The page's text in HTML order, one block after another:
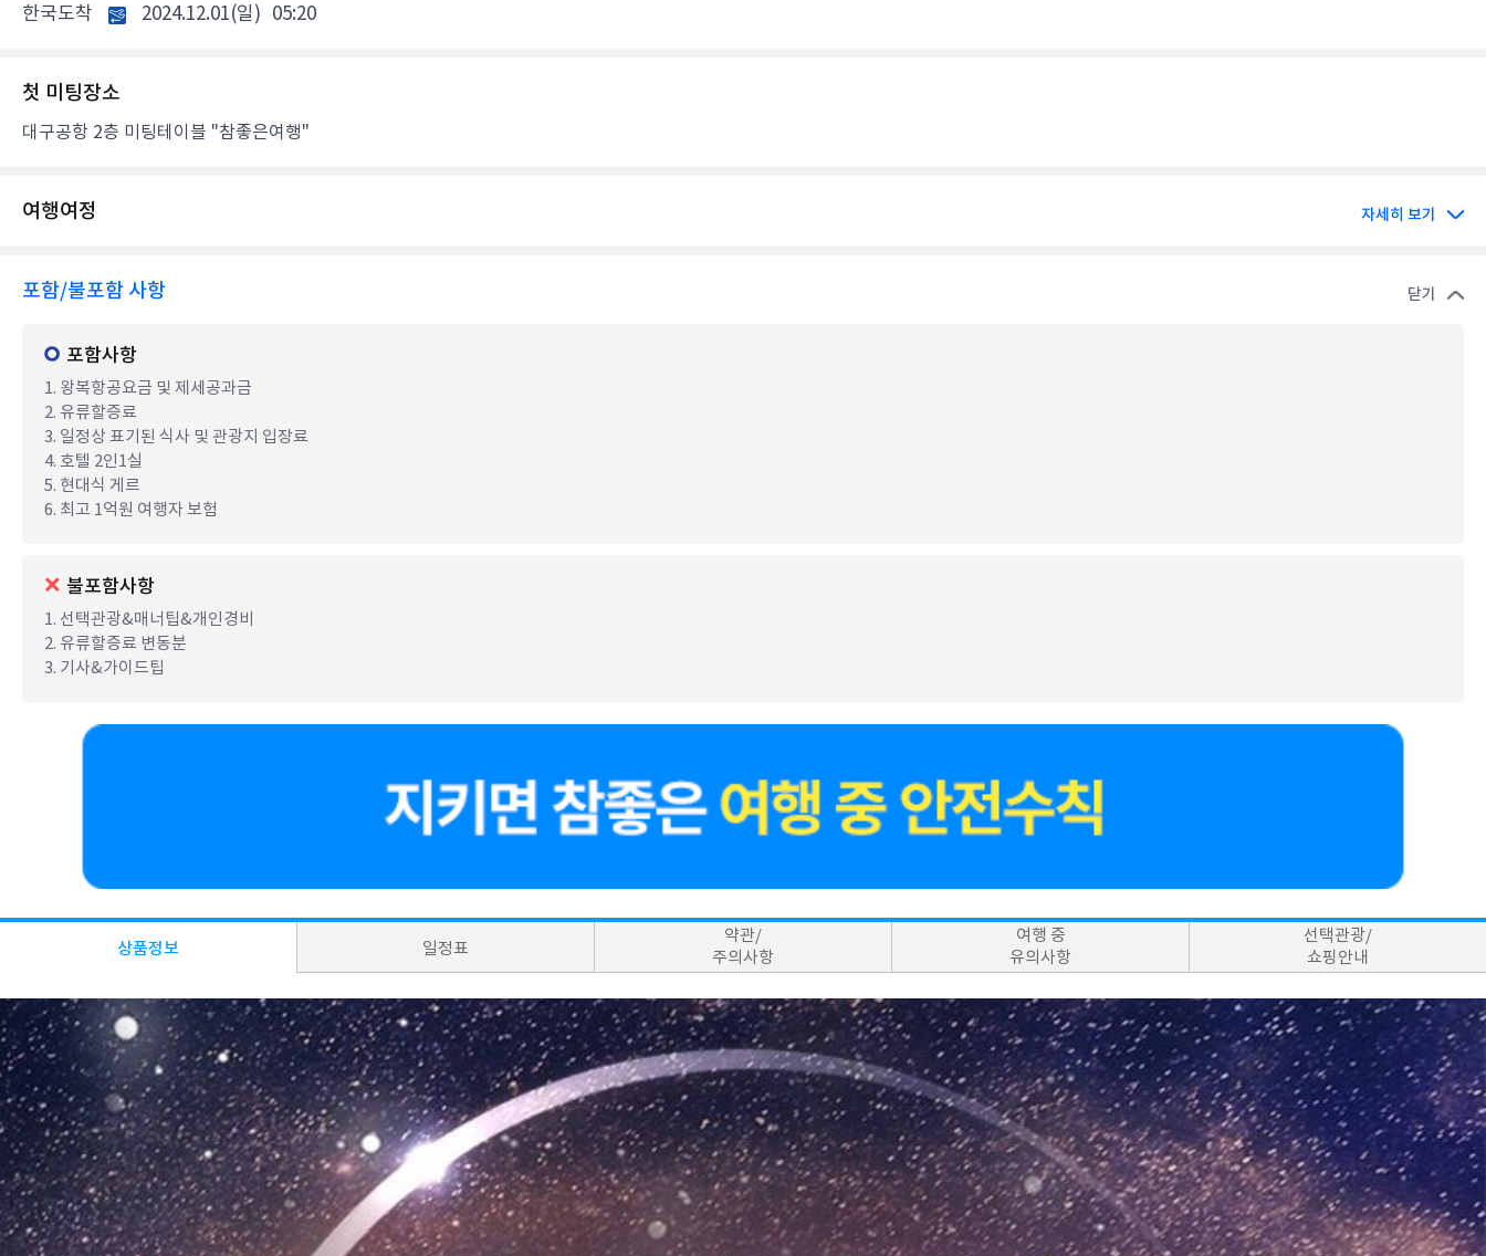
한국도착
2024.12.01(일) 05:20
첫 미팅장소
대구공항 2층 미팅테이블 "참좋은여행"
여행여정 자세히 보기
포함/불포함 사항 닫기
포함사항
1. 왕복항공요금 및 제세공과금
2. 유류할증료
3. 일정상 표기된 식사 및 관광지 입장료
4. 호텔 2인1실
5. 현대식 게르
6. 최고 1억원 여행자 보험
불포함사항
1. 선택관광&매너팁&개인경비
2. 유류할증료 변동분
3. 기사&가이드팁
상품정보 일정표
약관/
주의사항
여행 중
유의사항
선택관광/
쇼핑안내